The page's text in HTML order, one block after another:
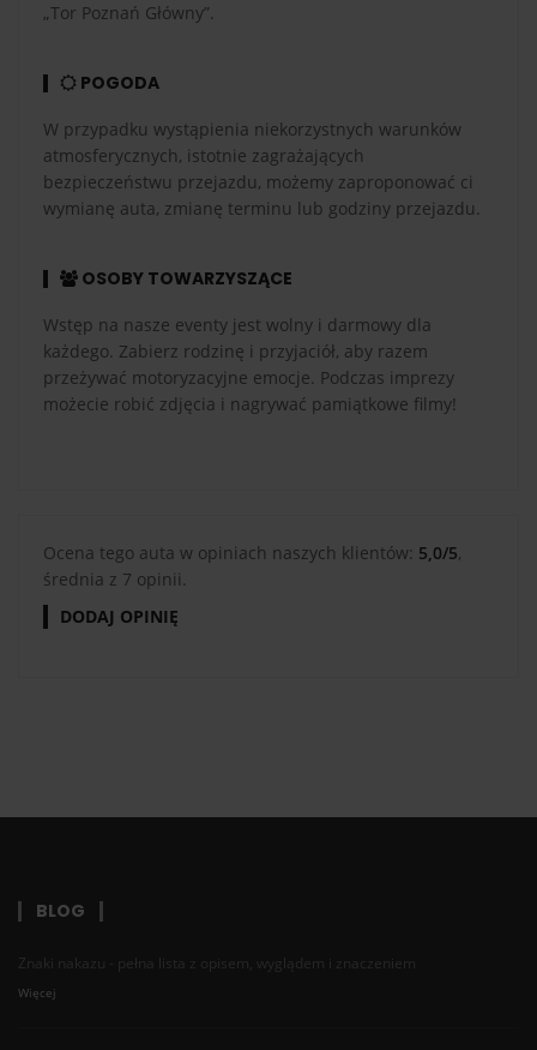
„Tor Poznań Główny”.
POGODA
W przypadku wystąpienia niekorzystnych warunków
atmosferycznych, istotnie zagrażających
bezpieczeństwu przejazdu, możemy zaproponować ci
wymianę auta, zmianę terminu lub godziny przejazdu.
OSOBY TOWARZYSZĄCE
Wstęp na nasze eventy jest wolny i darmowy dla
każdego. Zabierz rodzinę i przyjaciół, aby razem
przeżywać motoryzacyjne emocje. Podczas imprezy
możecie robić zdjęcia i nagrywać pamiątkowe filmy!
Ocena tego auta w opiniach naszych klientów: 5,0/5,
średnia z 7 opinii.
DODAJ OPINIĘ
BLOG
Znaki nakazu - pełna lista z opisem, wyglądem i znaczeniem
Więcej